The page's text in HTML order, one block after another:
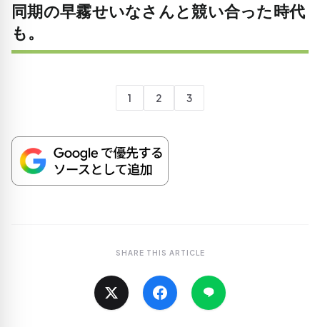
同期の早霧せいなさんと競い合った時代
も。
1 2 3
SHARE THIS ARTICLE